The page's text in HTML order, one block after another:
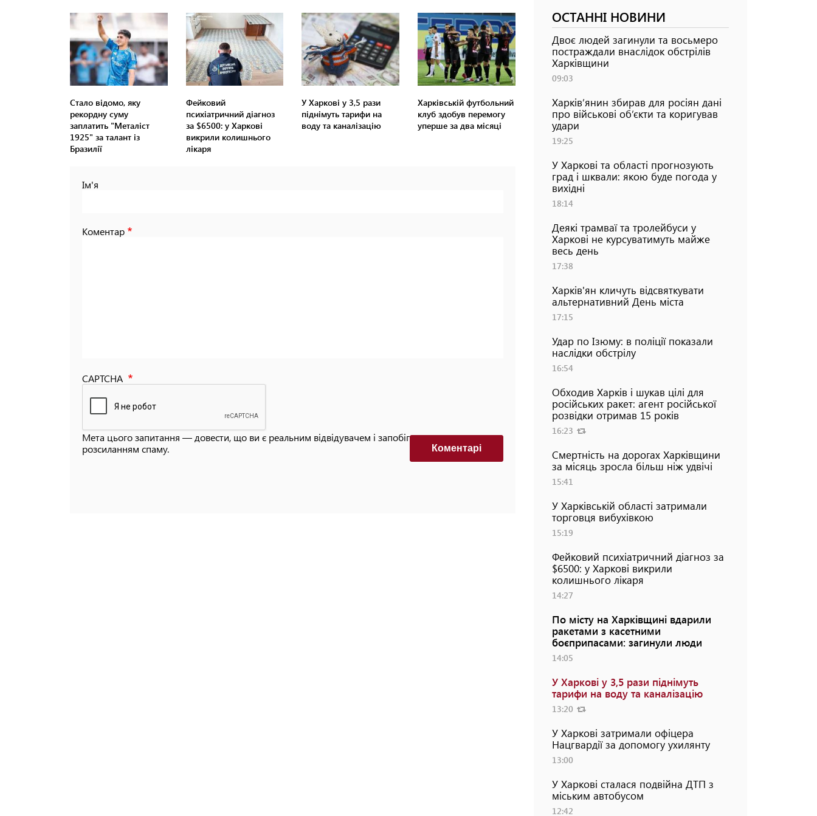
Стало відомо, яку
рекордну суму
заплатить "Металіст
1925" за талант із
Бразилії
Фейковий
психіатричний діагноз
за $6500: у Харкові
викрили колишнього
лікаря
У Харкові у 3,5 рази
піднімуть тарифи на
воду та каналізацію
Харківській футбольний
клуб здобув перемогу
уперше за два місяці
Ім'я
Коментар
CAPTCHA
Мета цього запитання — довести, що ви є реальним відвідувачем і запобігти автоматизованим
розсиланням спаму.
Коментарi
ОСТАННІ НОВИНИ
Двоє людей загинули та восьмеро
постраждали внаслідок обстрілів
Харківщини
09:03
Харків’янин збирав для росіян дані
про військові об’єкти та коригував
удари
19:25
У Харкові та області прогнозують
град і шквали: якою буде погода у
вихідні
18:14
Деякі трамваї та тролейбуси у
Харкові не курсуватимуть майже
весь день
17:38
Харків'ян кличуть відсвяткувати
альтернативний День міста
17:15
Удар по Ізюму: в поліції показали
наслідки обстрілу
16:54
Обходив Харків і шукав цілі для
російських ракет: агент російської
розвідки отримав 15 років
16:23
Смертність на дорогах Харківщини
за місяць зросла більш ніж удвічі
15:41
У Харківській області затримали
торговця вибухівкою
15:19
Фейковий психіатричний діагноз за
$6500: у Харкові викрили
колишнього лікаря
14:27
По місту на Харківщині вдарили
ракетами з касетними
боєприпасами: загинули люди
14:05
У Харкові у 3,5 рази піднімуть
тарифи на воду та каналізацію
13:20
У Харкові затримали офіцера
Нацгвардії за допомогу ухилянту
13:00
У Харкові сталася подвійна ДТП з
міським автобусом
12:42